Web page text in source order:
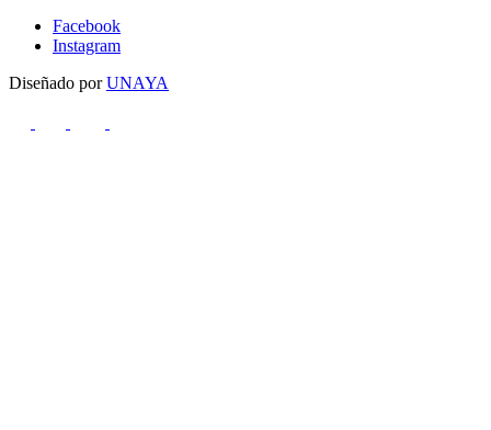
Facebook
Instagram
Diseñado porUNAYA